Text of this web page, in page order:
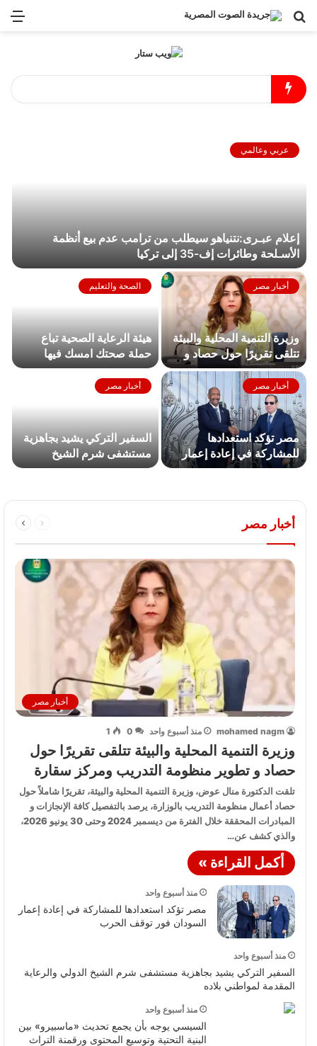
عربي وعالمي
إعلام عبـرى:نتنياهو سيطلب من ترامب عدم بيع أنظمة
الأسـلحة وطائرات إف-35 إلى تركيا
أخبار مصر
وزيرة التنمية المحلية والبيئة
تتلقى تقريرًا حول حصاد و
تطوير منظومة التدريب
ومركز سقارة
الصحة والتعليم
هيئة الرعاية الصحية تباع
حملة صحتك امسك فيها
بإيدك وسنانك تحقق 217%
من مستهدفها بمحافظة المنيا
أخبار مصر
مصر تؤكد استعدادها
للمشاركة في إعادة إعمار
السودان فور توقف الحرب
أخبار مصر
السفير التركي يشيد بجاهزية
مستشفى شرم الشيخ
الدولي والرعاية المقدمة
أخبار مصر
أخبار مصر
mohamed nagm منذ أسبوع واحد 0
1
وزيرة التنمية المحلية والبيئة تتلقى تقريرًا حول
حصاد و تطوير منظومة التدريب ومركز سقارة
تلقت الدكتورة منال عوض، وزيرة التنمية المحلية والبيئة، تقريرًا شاملاً حول
حصاد أعمال منظومة التدريب بالوزارة، يرصد بالتفصيل كافة الإنجازات و
المبادرات المحققة خلال الفترة من ديسمبر 2024 وحتى 30 يونيو 2026،
والذي كشف عن…
أكمل القراءة »
منذ أسبوع واحد
مصر تؤكد استعدادها للمشاركة في إعادة إعمار
السودان فور توقف الحرب
منذ أسبوع واحد
السفير التركي يشيد بجاهزية مستشفى شرم الشيخ الدولي والرعاية
المقدمة لمواطني بلاده
منذ أسبوع واحد
السيسي يوجه بأن يجمع تحديث «ماسبيرو» بين
البنية التحتية وتوسيع المحتوى ورقمنة التراث